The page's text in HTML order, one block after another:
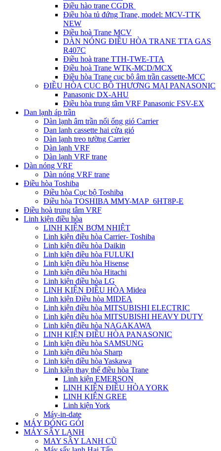
Điều hào trane CGDR
Điều hòa tủ đứng Trane, model: MCV-TTK
NEW
Điều hoà Trane MCV
DÀN NÓNG ĐIỀU HÒA TRANE TTA GAS
R407C
Điều hoà trane TTH-TWE-TTA
Điều hoà Trane WTK-MCD/MCX
Điều hòa Trane cục bộ âm trần cassette-MCC
ĐIỀU HÒA CỤC BỘ THƯƠNG MẠI PANASONIC
Panasonic DX-AHU
Điều hòa trung tâm VRF Panasonic FSV-EX
Dan lạnh áp trần
Dàn lạnh âm trần nối ống gió Carrier
Dan lanh cassette hai cửa gió
Dàn lạnh treo tường Carrier
Dàn lạnh VRF
Dàn lạnh VRF trane
Dàn nóng VRF
Dàn nóng VRF trane
Điều hòa Toshiba
Điều hòa Cục bộ Toshiba
Điều hòa TOSHIBA MMY-MAP_6HT8P-E
Điều hoà trung tâm VRF
Linh kiện điều hòa
LINH KIỆN BƠM NHIỆT
Linh kiện điều hòa Carrier- Toshiba
Linh kiện điều hòa Daikin
Linh kiện điều hòa FULUKI
Linh kiện điều hòa Hisense
Linh kiện điều hòa Hitachi
Linh kiện điều hòa LG
LINH KIỆN ĐIỀU HÒA Midea
Linh kiện Điều hòa MIDEA
Linh kiện điều hòa MITSUBISHI ELECTRIC
Linh kiện điều hòa MITSUBISHI HEAVY DUTY
Linh kiện điều hòa NAGAKAWA
LINH KIỆN ĐIỀU HÒA PANASONIC
Linh kiện điều hòa SAMSUNG
Linh kiện điều hòa Sharp
Linh kiện điều hòa Yaskawa
Linh kiện thay thế điều hòa Trane
Linh kiện EMERSON
LINH KIỆN ĐIỀU HÒA YORK
LINH KIỆN GREE
Linh kiện York
Máy-in-date
MÁY ĐÓNG GÓI
MÁY SẤY LẠNH
MAY SÂY LANH CŨ